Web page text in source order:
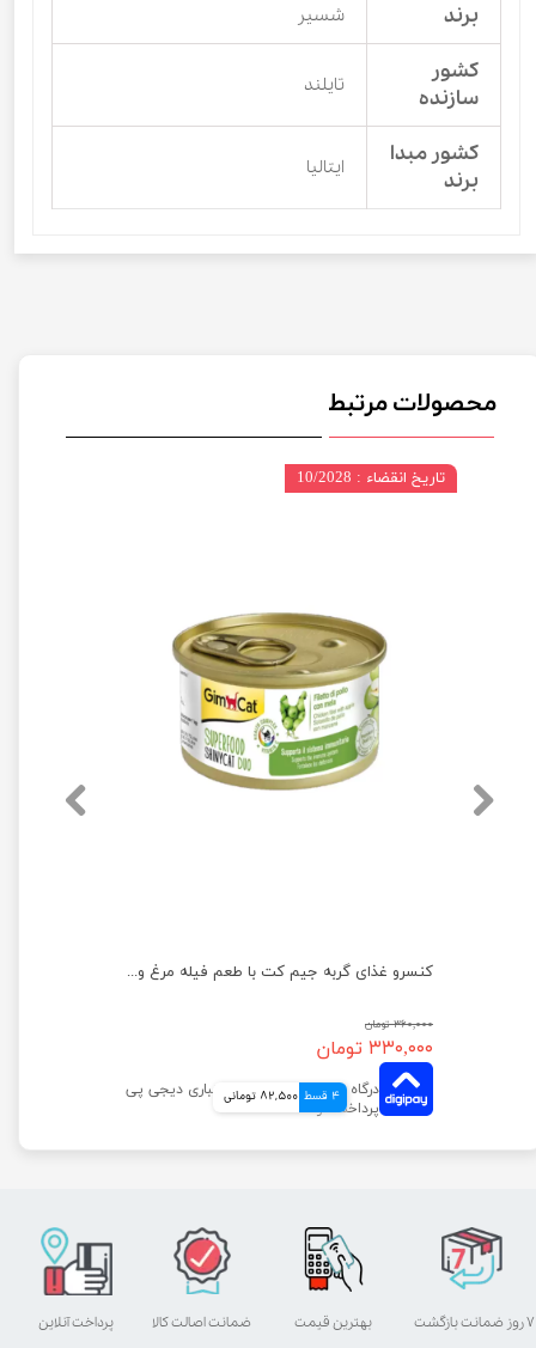
برند شسیر
کشور
سازنده
تایلند
کشور مبدا
برند
ایتالیا
محصولات مرتبط
کنسرو غذای گربه جیم‌ کت با طعم فیله مرغ و سیب وزن 70 گرم
۳۶۰,۰۰۰ تومان
۳۳۰,۰۰۰ تومان
4 قسط 82,500 تومانی
تاریخ انقضاء : 10/2028
بهترین قیمت پرداخت آنلاین ۷ روز ضمانت بازگشت ضمانت اصالت کالا